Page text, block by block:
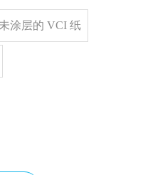
未涂层的 VCI 纸